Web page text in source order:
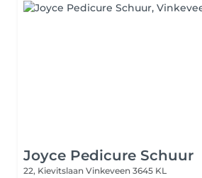
Joyce Pedicure Schuur
22, Kievitslaan Vinkeveen 3645 KL